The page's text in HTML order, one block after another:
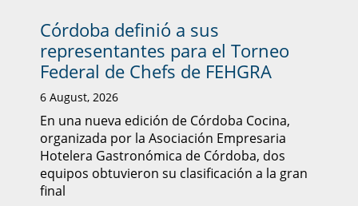
Córdoba definió a sus
representantes para el Torneo
Federal de Chefs de FEHGRA
6 August, 2026
En una nueva edición de Córdoba Cocina,
organizada por la Asociación Empresaria
Hotelera Gastronómica de Córdoba, dos
equipos obtuvieron su clasificación a la gran
final